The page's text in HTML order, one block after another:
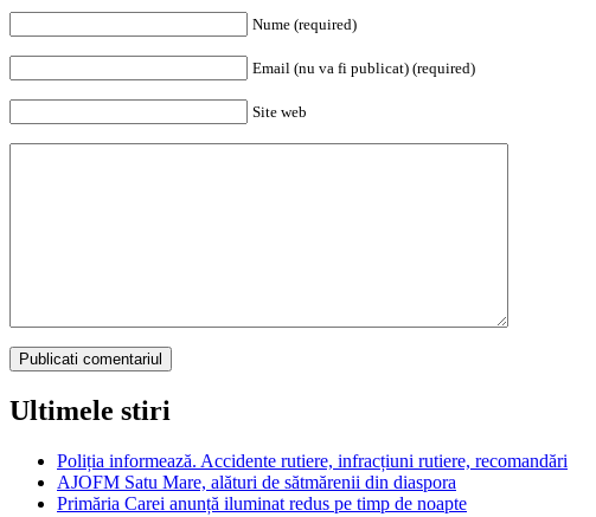
Nume (required)
Email (nu va fi publicat) (required)
Site web
Ultimele stiri
Poliția informează. Accidente rutiere, infracțiuni rutiere, recomandări
AJOFM Satu Mare, alături de sătmărenii din diaspora
Primăria Carei anunță iluminat redus pe timp de noapte